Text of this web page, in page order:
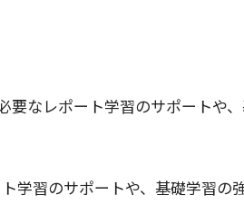
なレポート学習のサポートや
習のサポートや、基礎学習の